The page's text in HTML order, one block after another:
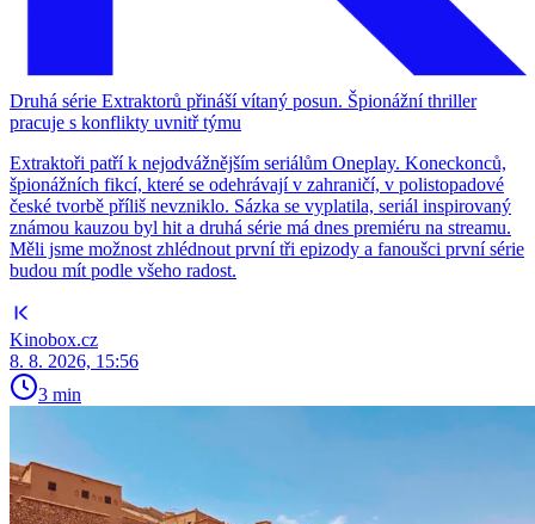
Druhá série Extraktorů přináší vítaný posun. Špionážní thriller
pracuje s konflikty uvnitř týmu
Extraktoři patří k nejodvážnějším seriálům Oneplay. Koneckonců,
špionážních fikcí, které se odehrávají v zahraničí, v polistopadové
české tvorbě příliš nevzniklo. Sázka se vyplatila, seriál inspirovaný
známou kauzou byl hit a druhá série má dnes premiéru na streamu.
Měli jsme možnost zhlédnout první tři epizody a fanoušci první série
budou mít podle všeho radost.
Kinobox.cz
8. 8. 2026, 15:56
3 min